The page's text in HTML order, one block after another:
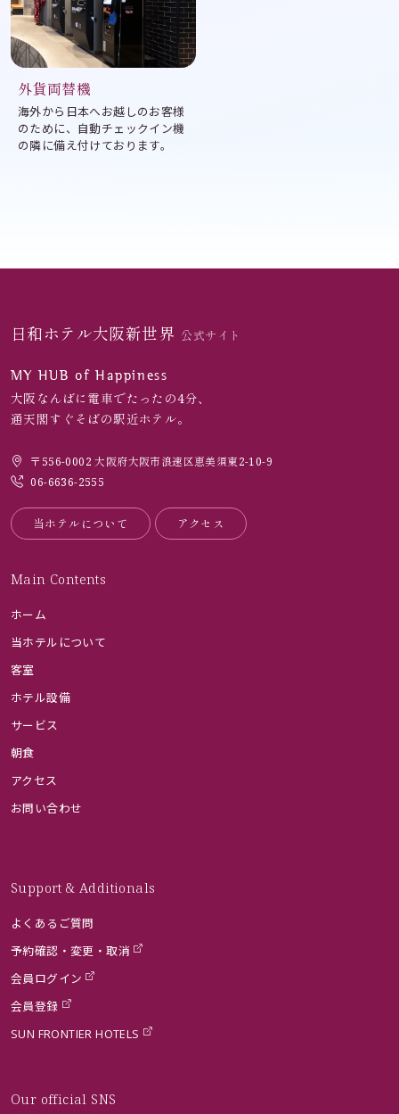
外貨両替機
海外から日本へお越しのお客様
のために、自動チェックイン機
の隣に備え付けております。
日和ホテル大阪新世界 公式サイト
MY HUB of Happiness
大阪なんばに電車でたったの4分、
通天閣すぐそばの駅近ホテル。
〒556-0002 大阪府大阪市浪速区恵美須東2-10-9
06-6636-2555
当ホテルについて アクセス
Main Contents
ホーム
当ホテルについて
客室
ホテル設備
サービス
朝食
アクセス
お問い合わせ
Support & Additionals
よくあるご質問
予約確認・変更・取消
会員ログイン
会員登録
SUN FRONTIER HOTELS
Our official SNS